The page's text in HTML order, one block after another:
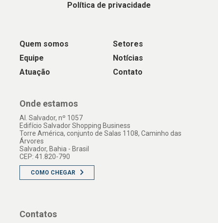
Política de privacidade
Quem somos
Equipe
Atuação
Setores
Notícias
Contato
Onde estamos
Al. Salvador, nº 1057
Edifício Salvador Shopping Business
Torre América, conjunto de Salas 1108, Caminho das
Árvores
Salvador, Bahia - Brasil
CEP: 41.820-790
COMO CHEGAR
Contatos